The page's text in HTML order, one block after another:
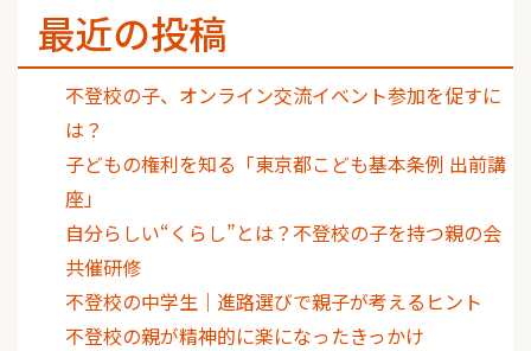
最近の投稿
不登校の子、オンライン交流イベント参加を促すに
は？
子どもの権利を知る「東京都こども基本条例 出前講
座」
自分らしい“くらし”とは？不登校の子を持つ親の会
共催研修
不登校の中学生｜進路選びで親子が考えるヒント
不登校の親が精神的に楽になったきっかけ